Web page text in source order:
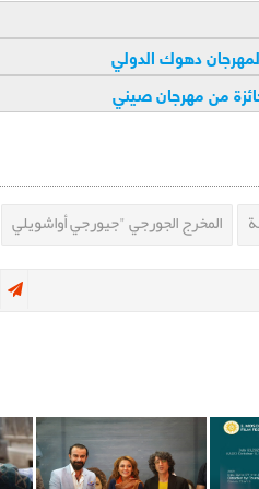
دهوك الدولي
من مهرجان صيني
المخرج الجورجي "جيورجي أواشويلي